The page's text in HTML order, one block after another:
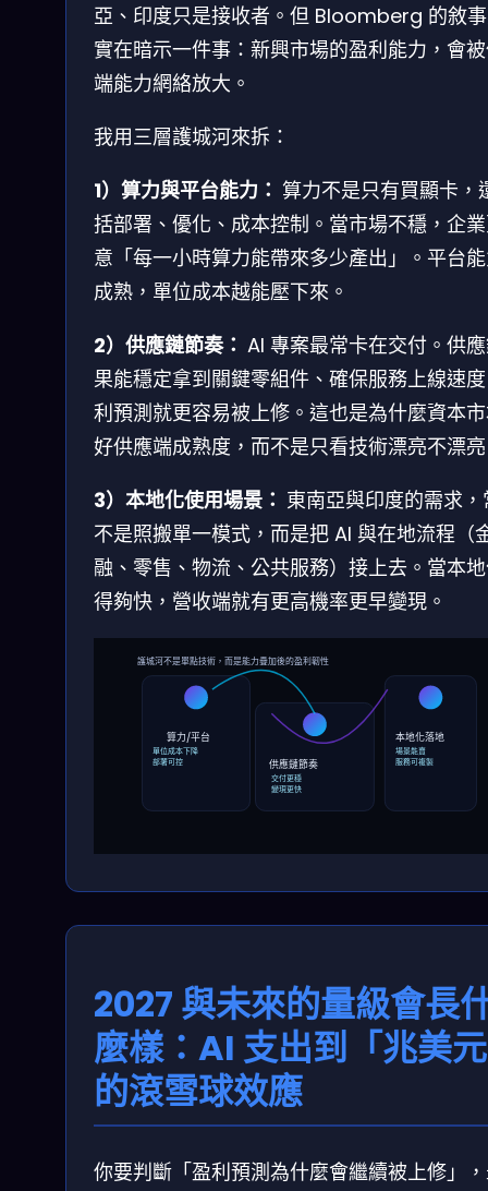
亞、印度只是接收者。但 Bloomberg 的敘
實在暗示一件事：新興市場的盈利能力，會
端能力網絡放大。
我用三層護城河來拆：
1）算力與平台能力： 算力不是只有買顯卡，
括部署、優化、成本控制。當市場不穩，企
意「每一小時算力能帶來多少產出」。平台
成熟，單位成本越能壓下來。
2）供應鏈節奏： AI 專案最常卡在交付。供
果能穩定拿到關鍵零組件、確保服務上線速
利預測就更容易被上修。這也是為什麼資本
好供應端成熟度，而不是只看技術漂亮不漂
3）本地化使用場景： 東南亞與印度的需求
不是照搬單一模式，而是把 AI 與在地流程（
融、零售、物流、公共服務）接上去。當本
得夠快，營收端就有更高機率更早變現。
算力/平台
供應鏈節奏
本地化落地
單位成本下降
部署可控
交付更穩
變現更快
場景能賣
服務可複製
護城河不是單點技術，而是能力疊加後的盈利韌性
2027 與未來的量級會長
麼樣：AI 支出到「兆美
的滾雪球效應
你要判斷「盈利預測為什麼會繼續被上修」